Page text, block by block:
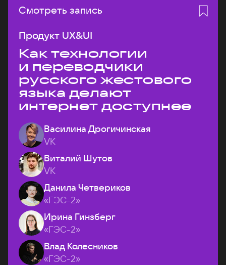
Смотреть запись
Продукт UX&UI
Как технологии
и переводчики
русского жестового
языка делают
интернет доступнее
Василина Дрогичинская
VK
Виталий Шутов
VK
Данила Четвериков
«ГЭС-2»
Ирина Гинзберг
«ГЭС-2»
Влад Колесников
«ГЭС-2»